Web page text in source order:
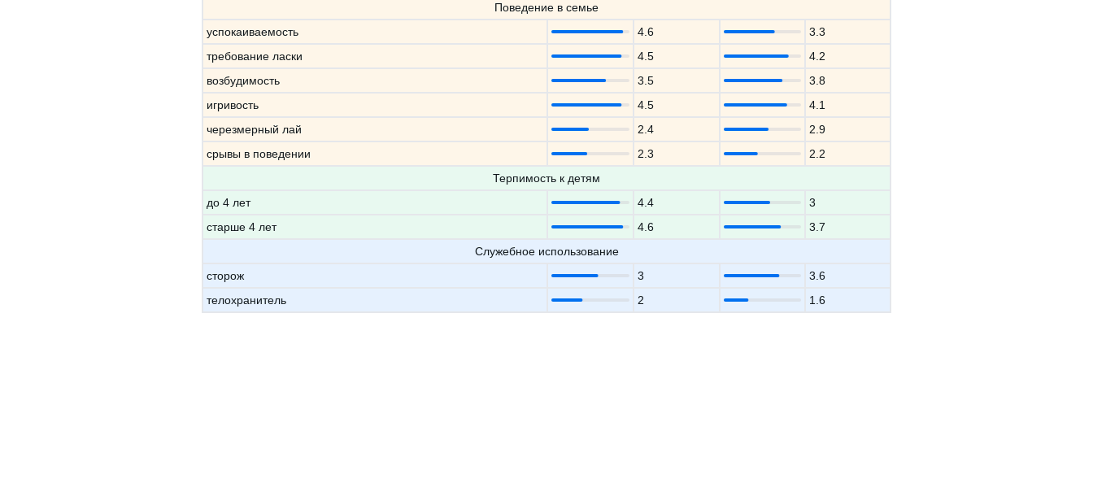
Поведение в семье
успокаиваемость
4.6
3.3
требование ласки
4.5
4.2
возбудимость
3.5
3.8
игривость
4.5
4.1
черезмерный лай
2.4
2.9
срывы в поведении
2.3
2.2
Терпимость к детям
до 4 лет
4.4
3
старше 4 лет
4.6
3.7
Служебное использование
сторож
3
3.6
телохранитель
2 1.6